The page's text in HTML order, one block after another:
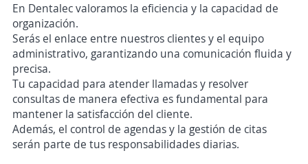
En Dentalec valoramos la eficiencia y la capacidad de
organización.
Serás el enlace entre nuestros clientes y el equipo
administrativo, garantizando una comunicación fluida y
precisa.
Tu capacidad para atender llamadas y resolver
consultas de manera efectiva es fundamental para
mantener la satisfacción del cliente.
Además, el control de agendas y la gestión de citas
serán parte de tus responsabilidades diarias.